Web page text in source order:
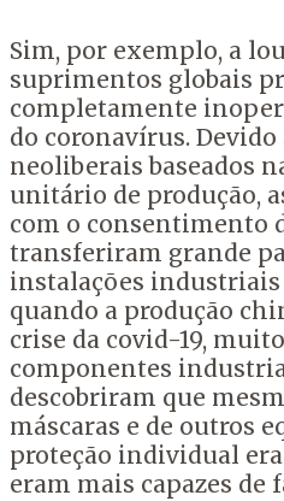
Sim, por exemplo, a
suprimentos globais
completamente
do coronavírus. Devido
neoliberais baseados
unitário de produção,
com o consentimento
transferiram grande
instalações industriais
quando a produção
crise da covid-19,
componentes
descobriram que
máscaras e de outros
proteção individual
eram mais capazes de